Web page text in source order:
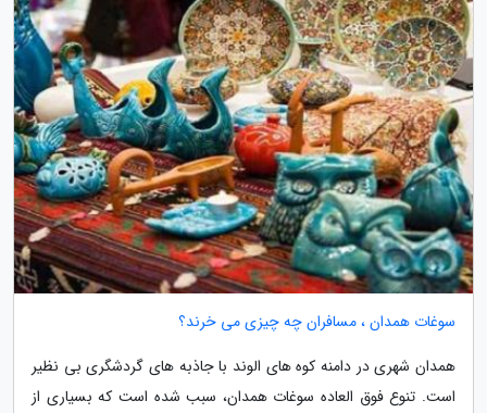
سوغات همدان ، مسافران چه چیزی می خرند؟
همدان شهری در دامنه کوه های الوند با جاذبه های گردشگری بی نظیر
است. تنوع فوق العاده سوغات همدان، سبب شده است که بسیاری از